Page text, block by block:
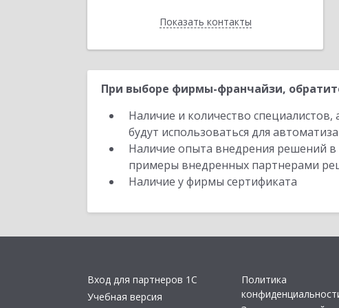
Показать контакты
Назад
При выборе фирмы-франчайзи,
Наличие и количество
будут использоваться для
Наличие опыта внедрения решений
примеры внедренных партнерами
Наличие у фирмы сертификата
Вход для партнеров 1С
Учебная версия
Политика